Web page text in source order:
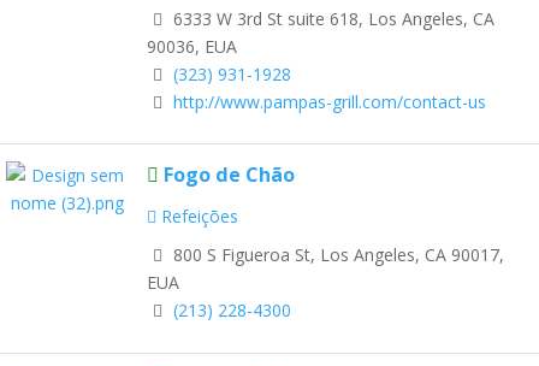
6333 W 3rd St suite 618, Los Angeles, CA
90036, EUA
(323) 931-1928
http://www.pampas-grill.com/contact-us
Fogo de Chão
Refeições
800 S Figueroa St, Los Angeles, CA 90017,
EUA
(213) 228-4300